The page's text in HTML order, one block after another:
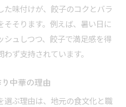
た味付けが、餃子のコクとバラ
そそります。例えば、暑い日に
シュしつつ、餃子で満足感を得
ず支持されています。
中華の理由
選ぶ理由は、地元の食文化と職